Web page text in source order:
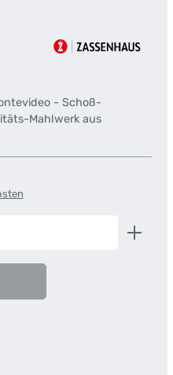
- Schoß-
Mahlwerk aus
gewünschten Wert ein